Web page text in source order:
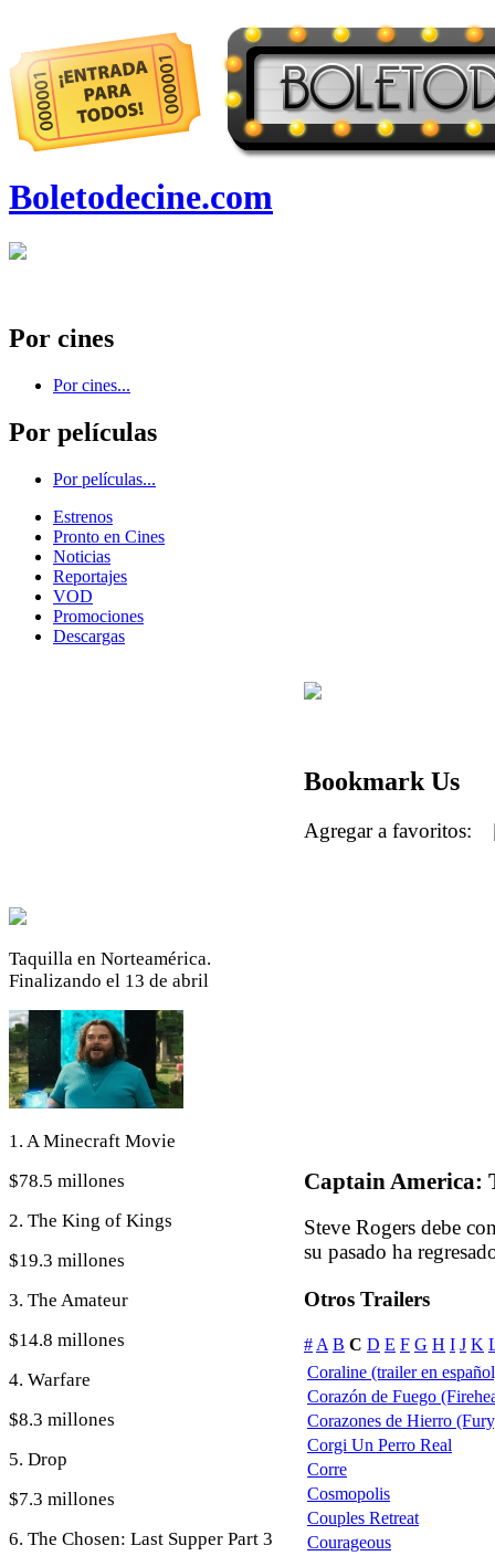
Boletodecine.com
Por cines
Por cines...
Por películas
Por películas...
Estrenos
Pronto en Cines
Noticias
Reportajes
VOD
Promociones
Descargas
Taquilla en Norteamérica.
Finalizando el 13 de abril
1. A Minecraft Movie
$78.5 millones
2. The King of Kings
$19.3 millones
3. The Amateur
$14.8 millones
4. Warfare
$8.3 millones
5. Drop
$7.3 millones
6. The Chosen: Last Supper Part 3
Bookmark Us
Agregar a favoritos:
Captain America:
Steve Rogers debe
su pasado ha
Otros Trailers
# A B C D E F G H I J K
Coraline (trailer en
Corazón de Fuego
Corazones de Hierro
Corgi Un Perro Real
Corre
Cosmopolis
Couples Retreat
Courageous